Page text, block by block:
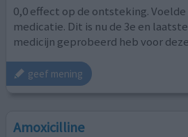
0,0 effect op de ontsteking. Voelde
medicatie. Dit is nu de 3e en
medicijn geprobeerd heb voor
geef mening
Amoxicilline